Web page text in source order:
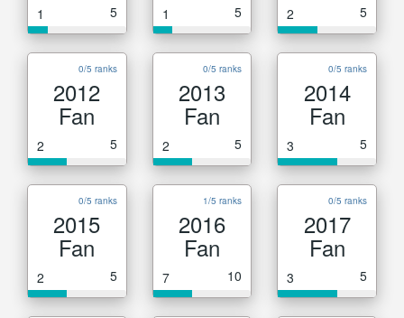
1 5 1 5 2 5
0/5 ranks
2012
Fan
2 5
0/5 ranks
2013
Fan
2 5
0/5 ranks
2014
Fan
3 5
0/5 ranks
2015
Fan
2 5
1/5 ranks
2016
Fan
7 10
0/5 ranks
2017
Fan
3 5